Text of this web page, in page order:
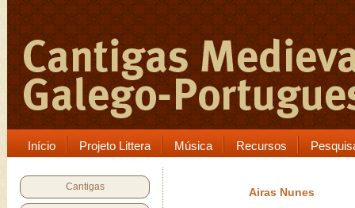
Início Projeto Littera Música Recursos
Cantigas Airas Nunes